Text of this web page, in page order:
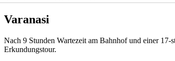
Varanasi
Nach 9 Stunden Wartezeit am Bahnhof und einer
Erkundungstour.